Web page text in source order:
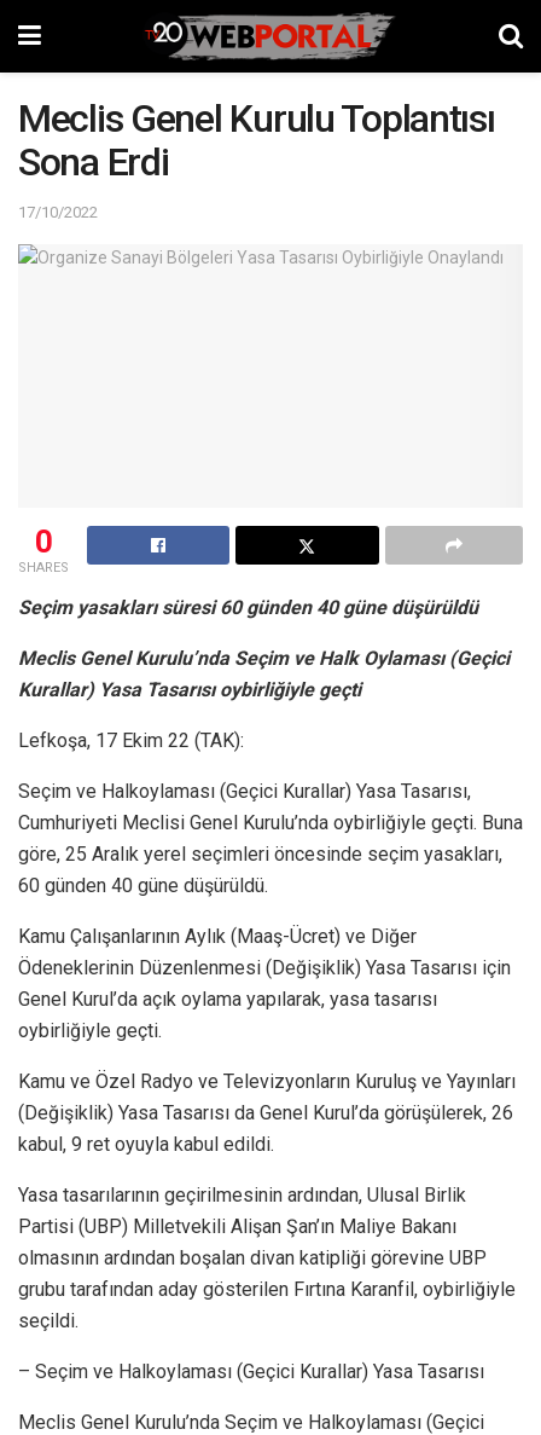
Meclis Genel Kurulu Toplantısı
Sona Erdi
17/10/2022
0
SHARES
Seçim yasakları süresi 60 günden 40 güne düşürüldü
Meclis Genel Kurulu’nda Seçim ve Halk Oylaması (Geçici
Kurallar) Yasa Tasarısı oybirliğiyle geçti
Lefkoşa, 17 Ekim 22 (TAK):
Seçim ve Halkoylaması (Geçici Kurallar) Yasa Tasarısı,
Cumhuriyeti Meclisi Genel Kurulu’nda oybirliğiyle geçti. Buna
göre, 25 Aralık yerel seçimleri öncesinde seçim yasakları,
60 günden 40 güne düşürüldü.
Kamu Çalışanlarının Aylık (Maaş-Ücret) ve Diğer
Ödeneklerinin Düzenlenmesi (Değişiklik) Yasa Tasarısı için
Genel Kurul’da açık oylama yapılarak, yasa tasarısı
oybirliğiyle geçti.
Kamu ve Özel Radyo ve Televizyonların Kuruluş ve Yayınları
(Değişiklik) Yasa Tasarısı da Genel Kurul’da görüşülerek, 26
kabul, 9 ret oyuyla kabul edildi.
Yasa tasarılarının geçirilmesinin ardından, Ulusal Birlik
Partisi (UBP) Milletvekili Alişan Şan’ın Maliye Bakanı
olmasının ardından boşalan divan katipliği görevine UBP
grubu tarafından aday gösterilen Fırtına Karanfil, oybirliğiyle
seçildi.
– Seçim ve Halkoylaması (Geçici Kurallar) Yasa Tasarısı
Meclis Genel Kurulu’nda Seçim ve Halkoylaması (Geçici